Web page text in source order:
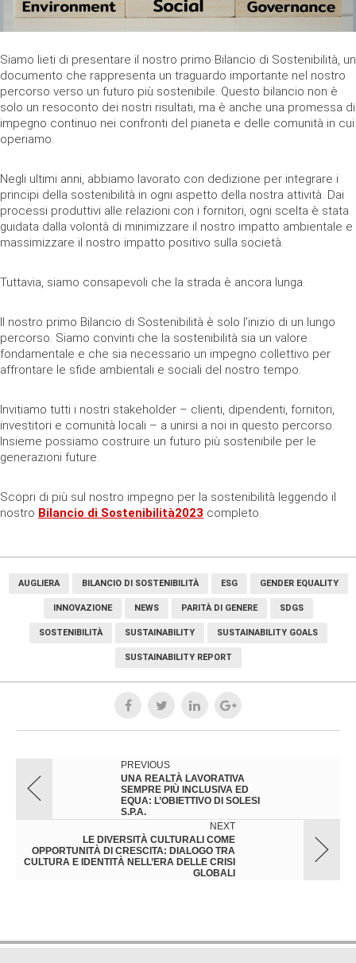
Siamo lieti di presentare il nostro primo Bilancio di Sostenibilità, un
documento che rappresenta un traguardo importante nel nostro
percorso verso un futuro più sostenibile. Questo bilancio non è
solo un resoconto dei nostri risultati, ma è anche una promessa di
impegno continuo nei confronti del pianeta e delle comunità in cui
operiamo.
Negli ultimi anni, abbiamo lavorato con dedizione per integrare i
principi della sostenibilità in ogni aspetto della nostra attività. Dai
processi produttivi alle relazioni con i fornitori, ogni scelta è stata
guidata dalla volontà di minimizzare il nostro impatto ambientale e
massimizzare il nostro impatto positivo sulla società.
Tuttavia, siamo consapevoli che la strada è ancora lunga.
Il nostro primo Bilancio di Sostenibilità è solo l’inizio di un lungo
percorso. Siamo convinti che la sostenibilità sia un valore
fondamentale e che sia necessario un impegno collettivo per
affrontare le sfide ambientali e sociali del nostro tempo.
Invitiamo tutti i nostri stakeholder – clienti, dipendenti, fornitori,
investitori e comunità locali – a unirsi a noi in questo percorso.
Insieme possiamo costruire un futuro più sostenibile per le
generazioni future.
Scopri di più sul nostro impegno per la sostenibilità leggendo il
nostro Bilancio di Sostenibilità2023 completo.
AUGLIERA BILANCIO DI SOSTENIBILITÀ ESG GENDER EQUALITY
INNOVAZIONE NEWS PARITÀ DI GENERE SDGS
SOSTENIBILITÀ SUSTAINABILITY SUSTAINABILITY GOALS
SUSTAINABILITY REPORT
PREVIOUS
UNA REALTÀ LAVORATIVA
SEMPRE PIÙ INCLUSIVA ED
EQUA: L’OBIETTIVO DI SOLESI
S.P.A.
NEXT
LE DIVERSITÀ CULTURALI COME
OPPORTUNITÀ DI CRESCITA: DIALOGO TRA
CULTURA E IDENTITÀ NELL’ERA DELLE CRISI
GLOBALI